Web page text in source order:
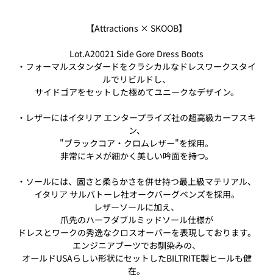
【Attractions × SKOOB】
Lot.A20021 Side Gore Dress Boots
・ フォーマルスタンダードをクラシカルなドレスワークスタイ
ルでリビルドし、
サイドゴアをセットした極めてユニークなデザイン。
・レザーにはイタリア エンタープライズ社の超高級カーフスキ
ン、
"ブラックコア・ クロムレザー"を採用。
非常にキメが細かく美しい吟面を持つ。
・ソールには、固さと柔らかさを併せ持つ最上級マテリアル、
イタリア サルバトーレ社オークバーグベンズを採用。
レザーソールに加え、
爪先のハーフダブルミッドソール仕様が
ドレスとワークの秀逸なク ロスオーバーを表現しております。
エンジニアブーツでお馴染みの、
オールドUSAらしい形状にセットしたBILTRITE製ヒールも健
在。